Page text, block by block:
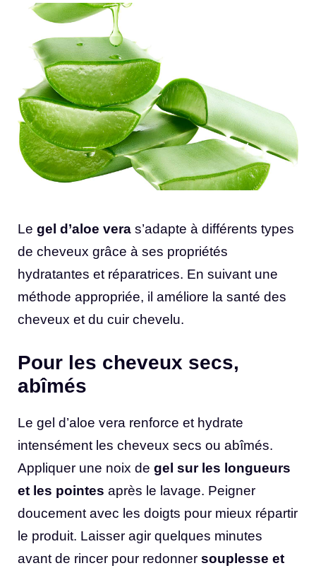
Le gel d’aloe vera s’adapte à différents types
de cheveux grâce à ses propriétés
hydratantes et réparatrices. En suivant une
méthode appropriée, il améliore la santé des
cheveux et du cuir chevelu.
Pour les cheveux secs,
abîmés
Le gel d’aloe vera renforce et hydrate
intensément les cheveux secs ou abîmés.
Appliquer une noix de gel sur les longueurs
et les pointes après le lavage. Peigner
doucement avec les doigts pour mieux répartir
le produit. Laisser agir quelques minutes
avant de rincer pour redonner souplesse et